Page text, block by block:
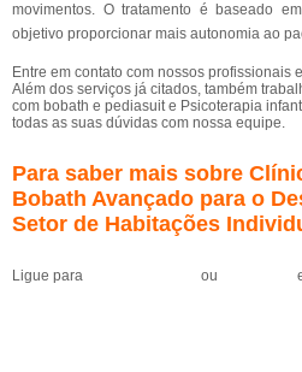
movimentos. O tratamento é baseado
objetivo proporcionar mais autonomia ao
Entre em contato com nossos profissionais
Além dos serviços já citados, também
com bobath e pediasuit e Psicoterapia
todas as suas dúvidas com nossa equipe.
Para saber mais sobre
Bobath Avançado para o
Setor de Habitações
Ligue para ou